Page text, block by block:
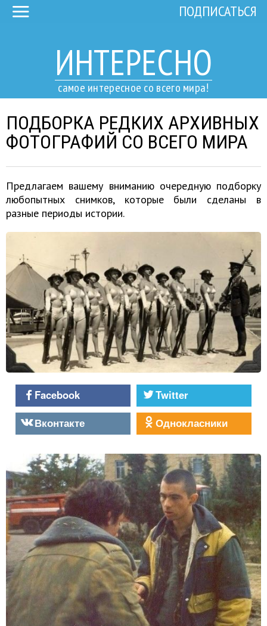
ИНТЕРЕСНО
самое интересное со всего мира!
ПОДПИСАТЬСЯ
ПОДБОРКА РЕДКИХ АРХИВНЫХ
ФОТОГРАФИЙ СО ВСЕГО МИРА
Предлагаем вашему вниманию очередную подборку
любопытных снимков, которые были сделаны в
разные периоды истории.
Facebook
Twitter
Вконтакте
Однокласники